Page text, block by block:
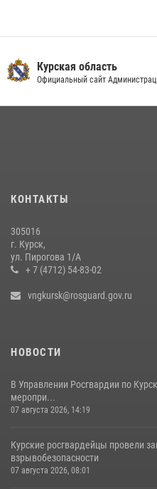
Курская область
Официальный сайт
КОНТАКТЫ
305016
г. Курск,
ул. Пирогова 1/А
+ 7 (4712) 54-83-02
vngkursk@rosguard.gov.ru
НОВОСТИ
В Управлении Росгвардии по
меропри...
07 августа 2026, 14:19
Курские росгвардейцы провели
взрывобезопасности
07 августа 2026, 08:01